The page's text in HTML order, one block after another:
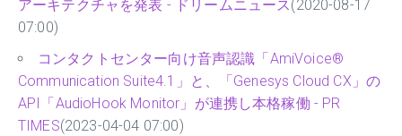
アーキテクチャを発表 - ドリームニュース(2020-08-17
07:00)
コンタクトセンター向け音声認識「AmiVoice®
Communication Suite4.1」と、「Genesys Cloud CX」の
API「AudioHook Monitor」が連携し本格稼働 - PR
TIMES(2023-04-04 07:00)